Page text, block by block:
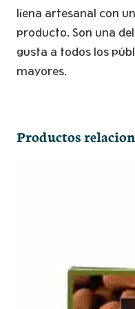
líena artesanal con
producto. Son una
gusta a todos los
mayores.
Productos